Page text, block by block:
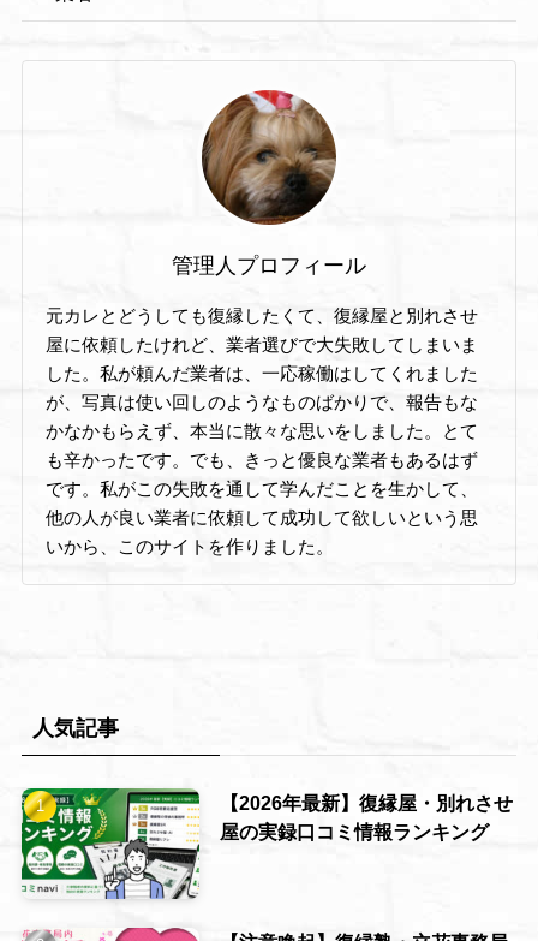
管理人プロフィール
元カレとどうしても復縁したくて、復縁屋と別れさせ
屋に依頼したけれど、業者選びで大失敗してしまいま
した。私が頼んだ業者は、一応稼働はしてくれました
が、写真は使い回しのようなものばかりで、報告もな
かなかもらえず、本当に散々な思いをしました。とて
も辛かったです。でも、きっと優良な業者もあるはず
です。私がこの失敗を通して学んだことを生かして、
他の人が良い業者に依頼して成功して欲しいという思
いから、このサイトを作りました。
人気記事
【2026年最新】復縁屋・別れさせ
屋の実録口コミ情報ランキング